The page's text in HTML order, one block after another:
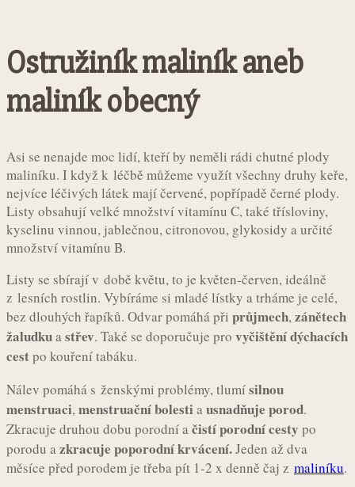
Ostružiník maliník aneb
maliník obecný
Asi se nenajde moc lidí, kteří by neměli rádi chutné plody
maliníku. I když k léčbě můžeme využít všechny druhy keře,
nejvíce léčivých látek mají červené, popřípadě černé plody.
Listy obsahují velké množství vitamínu C, také třísloviny,
kyselinu vinnou, jablečnou, citronovou, glykosidy a určité
množství vitamínu B.
Listy se sbírají v době květu, to je květen-červen, ideálně
z lesních rostlin. Vybíráme si mladé lístky a trháme je celé,
bez dlouhých řapíků. Odvar pomáhá při průjmech,zánětech
žaludkuastřev. Také se doporučuje pro vyčištění dýchacích
cestpo kouření tabáku.
Nálev pomáhá s ženskými problémy, tlumísilnou
menstruaci,menstruační bolesti ausnadňuje porod.
Zkracuje druhou dobu porodní ačistí porodní cesty po
porodu azkracuje poporodní krvácení.Jeden až dva
měsíce před porodem je třeba pít 1-2 x denně čaj z maliníku.